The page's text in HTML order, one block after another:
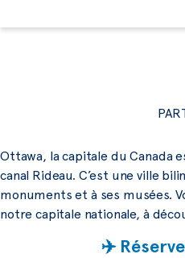
Ottawa, la capitale du Canada
canal Rideau. C’est une ville
monuments et à ses musées.
notre capitale nationale, à
✈️